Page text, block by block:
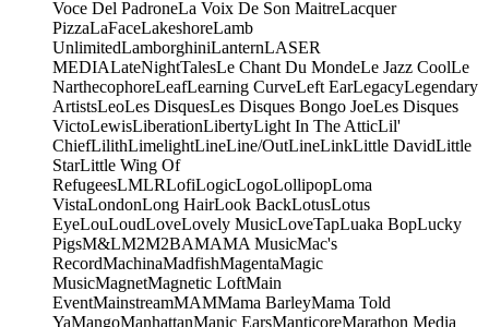
Voce Del PadroneLa Voix De Son MaitreLacquer
PizzaLaFaceLakeshoreLamb
UnlimitedLamborghiniLanternLASER
MEDIALateNightTalesLe Chant Du MondeLe Jazz CoolLe
NarthecophoreLeafLearning CurveLeft EarLegacyLegendary
ArtistsLeoLes DisquesLes Disques Bongo JoeLes Disques
VictoLewisLiberationLibertyLight In The AtticLil'
ChiefLilithLimelightLineLine/OutLineLinkLittle DavidLittle
StarLittle Wing Of
RefugeesLMLRLofiLogicLogoLollipopLoma
VistaLondonLong HairLook BackLotusLotus
EyeLouLoudLoveLovely MusicLoveTapLuaka BopLucky
PigsM&LM2M2BAMAMA MusicMac's
RecordMachinaMadfishMagentaMagic
MusicMagnetMagnetic LoftMain
EventMainstreamMAMMama BarleyMama Told
YaMangoManhattanManic EarsManticoreMarathon Media